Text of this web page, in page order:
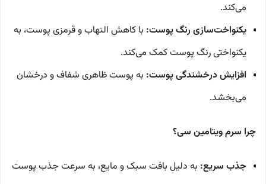
می‌کند.
یکنواخت‌سازی رنگ پوست: با کاهش التهاب و قرمزی پوست، به
یکنواختی رنگ پوست کمک می‌کند.
افزایش درخشندگی پوست: به پوست ظاهری شفاف و درخشان
می‌بخشد.
چرا سرم ویتامین سی؟
جذب سریع: به دلیل بافت سبک و مایع، به سرعت جذب پوست